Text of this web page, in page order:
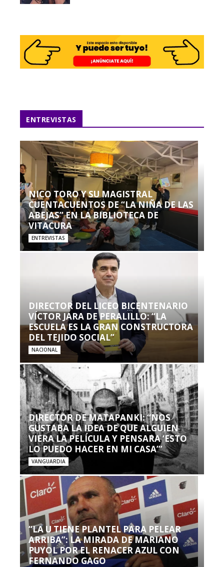
ENTREVISTAS
NICO TORO Y SU MAGISTRAL
CUENTACUENTOS DE “LA NIÑA DE LAS
ABEJAS” EN LA BIBLIOTECA DE
VITACURA
ENTREVISTAS
DIRECTOR DEL LICEO BICENTENARIO
VÍCTOR JARA DE PERALILLO: “LA
ESCUELA ES LA GRAN CONSTRUCTORA
DEL TEJIDO SOCIAL”
NACIONAL
DIRECTOR DE MATAPANKI: “NOS
GUSTABA LA IDEA DE QUE ALGUIEN
VIERA LA PELÍCULA Y PENSARA ‘ESTO
LO PUEDO HACER EN MI CASA’”
VANGUARDIA
“LA U TIENE PLANTEL PARA PELEAR
ARRIBA”: LA MIRADA DE MARIANO
PUYOL POR EL RENACER AZUL CON
FERNANDO GAGO